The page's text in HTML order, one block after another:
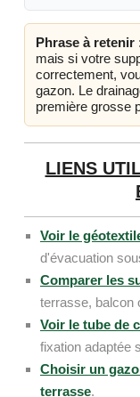
Phrase à retenir
mais si votre
correctement,
gazon. Le
première grosse
LIENS
Voir le
d'évacuation
Comparer les
terrasse, balcon
Voir le tube de
fixation adaptée
Choisir un
terrasse.